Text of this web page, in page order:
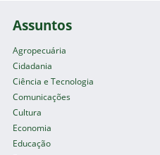
Assuntos
Agropecuária
Cidadania
Ciência e Tecnologia
Comunicações
Cultura
Economia
Educação